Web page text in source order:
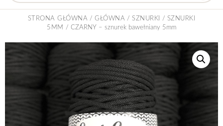
STRONA GŁÓWNA /GŁÓWNA /SZNURKI / SZNURKI
5MM
/ CZARNY – sznurek bawełniany 5mm